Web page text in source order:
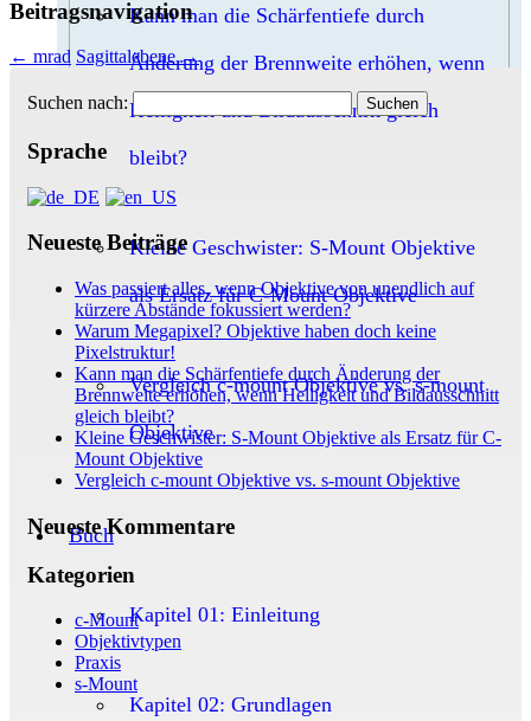
Kann man die Schärfentiefe durch
Änderung der Brennweite erhöhen, wenn
Helligkeit und Bildausschnitt gleich
bleibt?
Kleine Geschwister: S-Mount Objektive
als Ersatz für C-Mount Objektive
Vergleich c-mount Objektive vs. s-mount
Objektive
Buch
Kapitel 01: Einleitung
Kapitel 02: Grundlagen
Beitragsnavigation
← mrad Sagittalebene→
Suchen nach:
Sprache
Neueste Beiträge
Was passiert alles, wenn Objektive von unendlich auf
kürzere Abstände fokussiert werden?
Warum Megapixel? Objektive haben doch keine
Pixelstruktur!
Kann man die Schärfentiefe durch Änderung der
Brennweite erhöhen, wenn Helligkeit und Bildausschnitt
gleich bleibt?
Kleine Geschwister: S-Mount Objektive als Ersatz für C-
Mount Objektive
Vergleich c-mount Objektive vs. s-mount Objektive
Neueste Kommentare
Kategorien
c-Mount
Objektivtypen
Praxis
s-Mount